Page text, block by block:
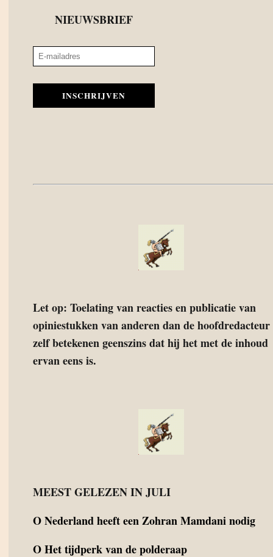
NIEUWSBRIEF
INSCHRIJVEN
Let op: Toelating van reacties en publicatie van
opiniestukken van anderen dan de hoofdredacteur
zelf betekenen geenszins dat hij het met de inhoud
ervan eens is.
MEEST GELEZEN IN JULI
ONederland heeft een Zohran Mamdani nodig
OHet tijdperk van de polderaap